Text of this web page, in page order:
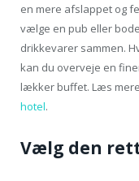
en mere afslappet og
vælge en pub eller
drikkevarer sammen.
kan du overveje en
lækker buffet. Læs
hotel.
Vælg den